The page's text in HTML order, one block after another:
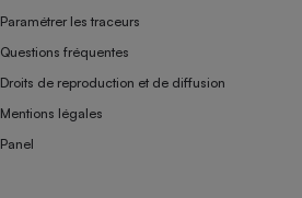
Paramétrer les traceurs
Questions fréquentes
Droits de reproduction et de diffusion
Mentions légales
Panel